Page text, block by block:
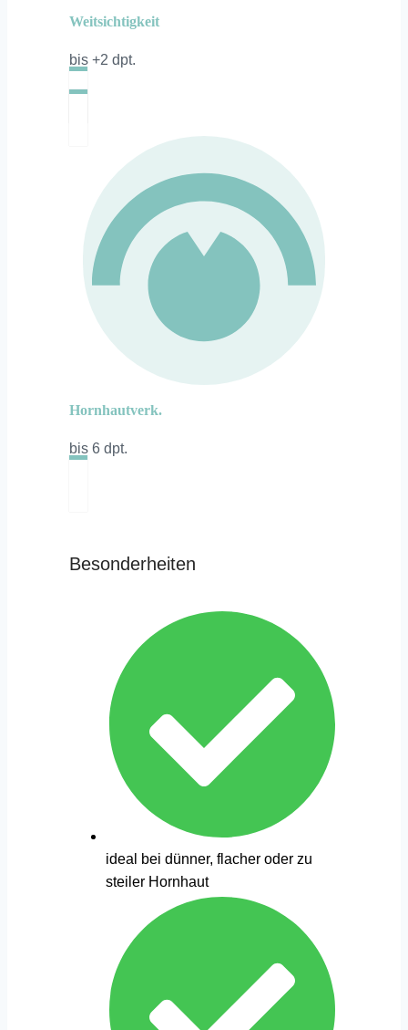
Weitsichtigkeit
bis +2 dpt.
Hornhautverk.
bis 6 dpt.
Besonderheiten
ideal bei dünner, flacher oder zu
steiler Hornhaut